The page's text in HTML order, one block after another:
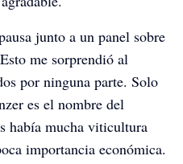
junto a un panel sobre
me sorprendió al
por ninguna parte. Solo
es el nombre del
había mucha viticultura
importancia económica.